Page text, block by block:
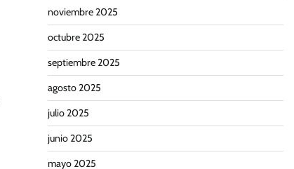
noviembre 2025
octubre 2025
septiembre 2025
agosto 2025
julio 2025
junio 2025
mayo 2025